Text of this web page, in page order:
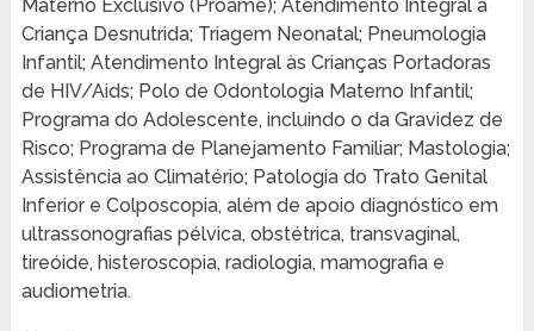
Materno Exclusivo (Proame); Atendimento Integral à
Criança Desnutrida; Triagem Neonatal; Pneumologia
Infantil; Atendimento Integral às Crianças Portadoras
de HIV/Aids; Polo de Odontologia Materno Infantil;
Programa do Adolescente, incluindo o da Gravidez de
Risco; Programa de Planejamento Familiar; Mastologia;
Assistência ao Climatério; Patologia do Trato Genital
Inferior e Colposcopia, além de apoio diagnóstico em
ultrassonografias pélvica, obstétrica, transvaginal,
tireóide, histeroscopia, radiologia, mamografia e
audiometria.